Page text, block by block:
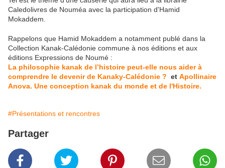
Caledolivres de Nouméa avec la participation d'Hamid
Mokaddem.
Rappelons que Hamid Mokaddem a notamment publé dans la
Collection Kanak-Calédonie commune à nos éditions et aux
éditions Expressions de Noumé :
La philosophie kanak de l’histoire peut-elle nous aider à
comprendre le devenir de Kanaky-Calédonie ? et Apollinaire
Anova. Une conception kanak du monde et de l'Histoire.
#Présentations et rencontres
Partager